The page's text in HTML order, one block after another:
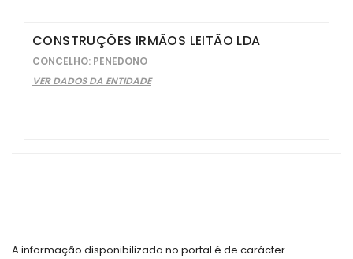
CONSTRUÇÕES IRMÃOS LEITÃO LDA
CONCELHO: PENEDONO
VER DADOS DA ENTIDADE
A informação disponibilizada no portal é de carácter